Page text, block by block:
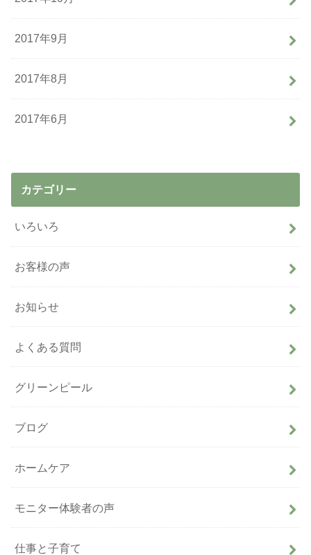
2017年9月
2017年8月
2017年6月
カテゴリー
いろいろ
お客様の声
お知らせ
よくある質問
グリーンピール
ブログ
ホームケア
モニター体験者の声
仕事と子育て